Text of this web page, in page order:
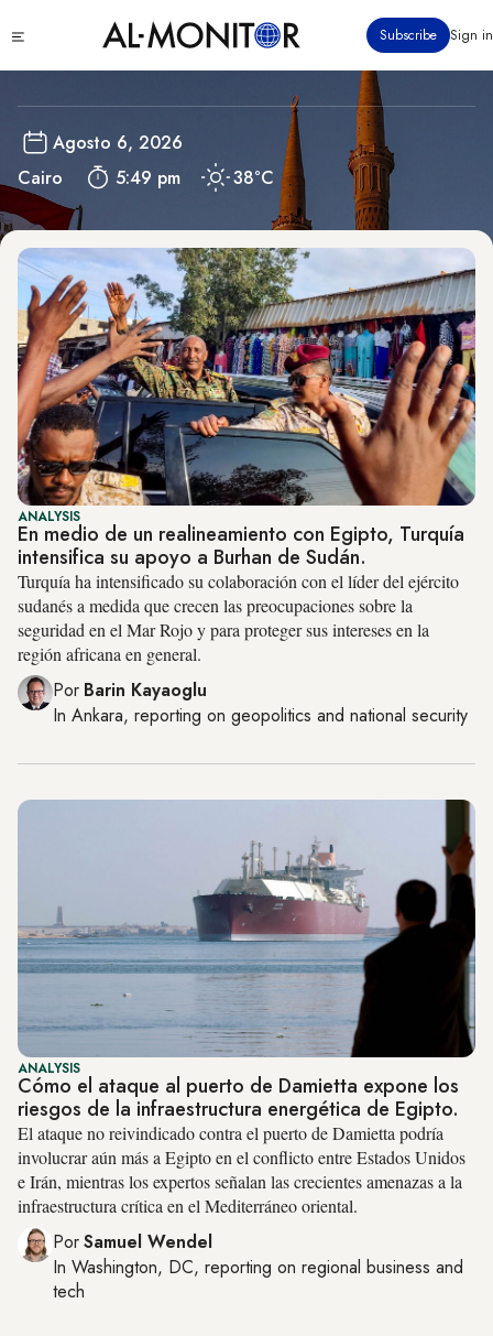
contenido
see
Subscribe Sign in
Egypt
Agosto 6, 2026
Cairo
5:49 pm 38°C
ANALYSIS
En medio de un realineamiento con Egipto, Turquía
intensifica su apoyo a Burhan de Sudán.
Turquía ha intensificado su colaboración con el líder del ejército
sudanés a medida que crecen las preocupaciones sobre la
seguridad en el Mar Rojo y para proteger sus intereses en la
región africana en general.
Por Barin Kayaoglu
In Ankara, reporting on geopolitics and national security
ANALYSIS
Cómo el ataque al puerto de Damietta expone los
riesgos de la infraestructura energética de Egipto.
El ataque no reivindicado contra el puerto de Damietta podría
involucrar aún más a Egipto en el conflicto entre Estados Unidos
e Irán, mientras los expertos señalan las crecientes amenazas a la
infraestructura crítica en el Mediterráneo oriental.
PorSamuel Wendel
In Washington, DC, reporting on regional business and
tech